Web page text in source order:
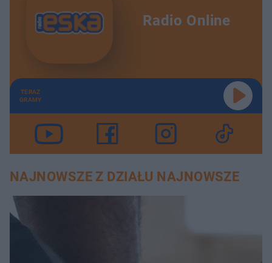
Radio Online
TERAZ
GRAMY
NAJNOWSZE Z DZIAŁU NAJNOWSZE